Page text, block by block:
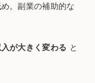
。副業の補助的な
が大きく変わる と